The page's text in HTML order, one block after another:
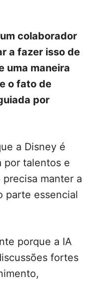
colaborador
a fazer isso de
uma maneira
o fato de
por
a Disney é
por talentos e
manter a
parte essencial
porque a IA
fortes